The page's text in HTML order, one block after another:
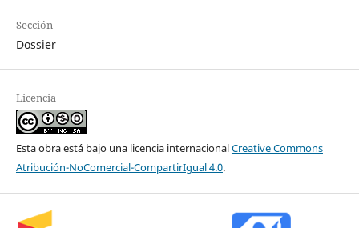
Sección
Dossier
Licencia
Esta obra está bajo una licencia internacionalCreative Commons
Atribución-NoComercial-CompartirIgual 4.0.